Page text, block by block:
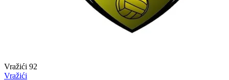
Vražići 92
Vražići